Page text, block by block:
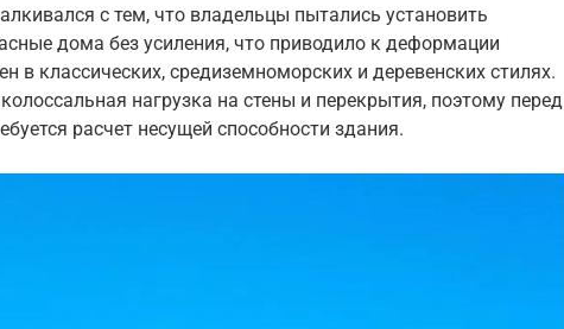
с тем, что владельцы пытались установить
дома без усиления, что приводило к деформации
в классических, средиземноморских и деревенских стилях.
нагрузка на стены и перекрытия, поэтому перед
расчет несущей способности здания.